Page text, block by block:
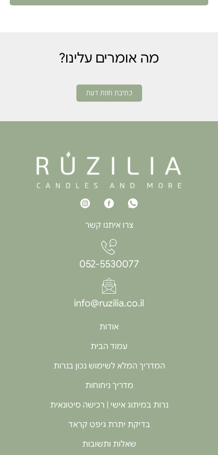
מה אומרים עלינו?
כתיבת חוות דעת
צרו איתנו קשר
052-5530077
info@ruzilia.co.il
אודות
עמוד הבית
המדריך המלא לשימוש נכון בנרות
מדריך ניחוחות
נרות במיתוג אישי | רכישה סיטונאית
בדיקת יתרת גיפט קראד
שאלות ותשובות